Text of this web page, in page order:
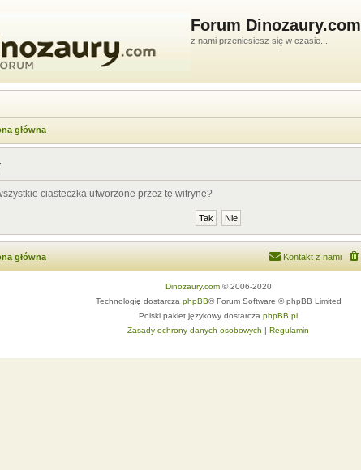
Forum Dinozaury.com
z nami przeniesiesz się w czasie...
główna
ciasteczka utworzone przez tę witrynę?
główna Kontakt z nami
Dinozaury.com© 2006-2020
Technologię dostarcza phpBB® Forum Software © phpBB Limited
Polski pakiet językowy dostarcza phpBB.pl
Zasady ochrony danych osobowych | Regulamin